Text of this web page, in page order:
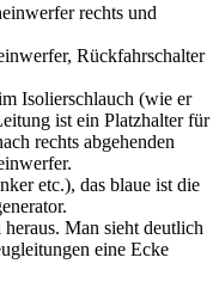
rechts und
Rückfahrschalter
Isolierschlauch (wie er
ist ein Platzhalter für
rechts abgehenden
etc.), das blaue ist die
Man sieht deutlich
eine Ecke